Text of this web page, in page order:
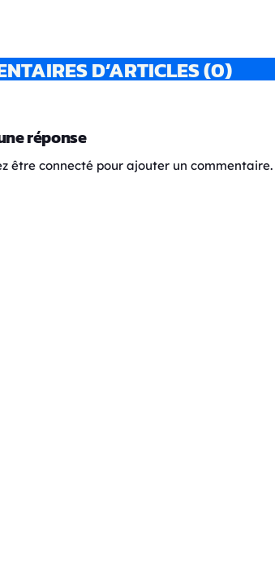
D’ARTICLES (0)
réponse
être connecté pour ajouter un commentaire.